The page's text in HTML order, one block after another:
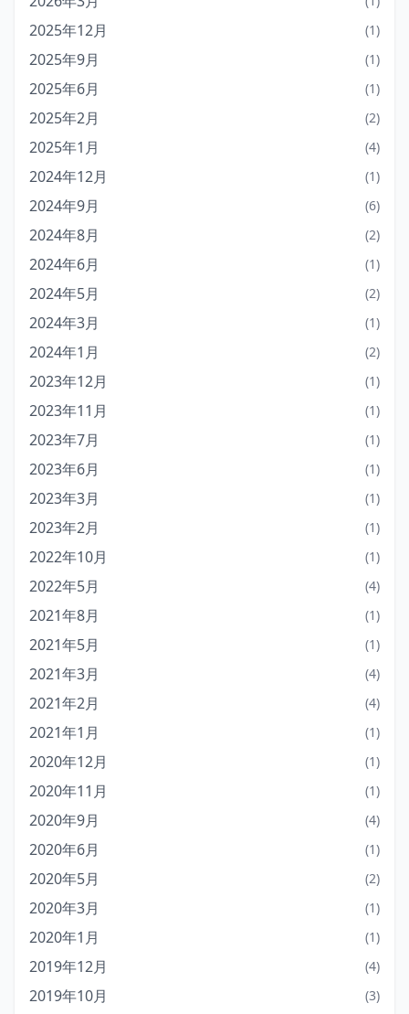
2025年12月 (1)
2025年9月 (1)
2025年6月 (1)
2025年2月 (2)
2025年1月 (4)
2024年12月 (1)
2024年9月 (6)
2024年8月 (2)
2024年6月 (1)
2024年5月 (2)
2024年3月 (1)
2024年1月 (2)
2023年12月 (1)
2023年11月 (1)
2023年7月 (1)
2023年6月 (1)
2023年3月 (1)
2023年2月 (1)
2022年10月 (1)
2022年5月 (4)
2021年8月 (1)
2021年5月 (1)
2021年3月 (4)
2021年2月 (4)
2021年1月 (1)
2020年12月 (1)
2020年11月 (1)
2020年9月 (4)
2020年6月 (1)
2020年5月 (2)
2020年3月 (1)
2020年1月 (1)
2019年12月 (4)
2019年10月 (3)